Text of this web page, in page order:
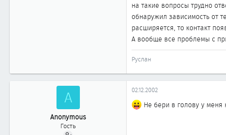
на такие вопросы трудно
обнаружил зависимость от
расширяется, то контакт
А вообще все проблемы с
Руслан
A
Anonymous
Гость
02.12.2002
Не бери в голову у меня